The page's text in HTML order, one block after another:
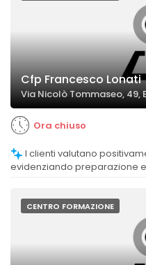
Cfp Francesco Lonati
Via Nicolò Tommaseo, 49,
Ora chiuso
evidenziando preparazione
CENTRO FORMAZIONE